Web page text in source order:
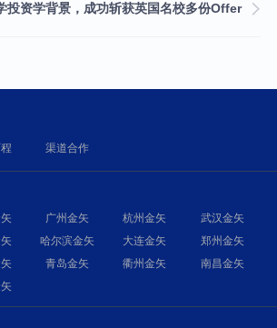
投资学背景，成功斩获英国名校多份Offer
渠道合作
广州金矢 杭州金矢
武汉金矢
哈尔滨金矢 大连金矢
郑州金矢
青岛金矢 衢州金矢
南昌金矢